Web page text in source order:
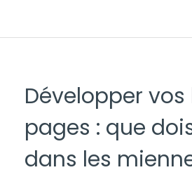
Développer
pages : que
dans les